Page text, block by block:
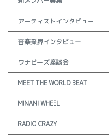
アーティストインタビュー
音楽業界インタビュー
ワナビーズ座談会
MEET THE WORLD BEAT
MINAMI WHEEL
RADIO CRAZY